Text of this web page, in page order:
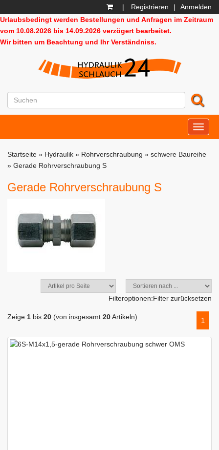
| Registrieren |
Anmelden
Urlaubsbedingt werden Bestellungen und Anfragen im Zeitraum
vom 10.08.2026 bis 14.09.2026 verzögert bearbeitet.
Wir bitten um Beachtung und Ihr Verständniss.
Startseite » Hydraulik » Rohrverschraubung » schwere Baureihe
» Gerade Rohrverschraubung S
Gerade Rohrverschraubung S
Filteroptionen:Filter zurücksetzen
Zeige 1 bis 20 (von insgesamt 20Artikeln) 1